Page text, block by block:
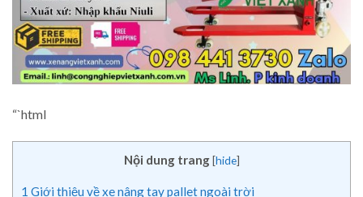
“`html
Nội dung trang [hide]
1 Giới thiệu về xe nâng tay pallet ngoài trời